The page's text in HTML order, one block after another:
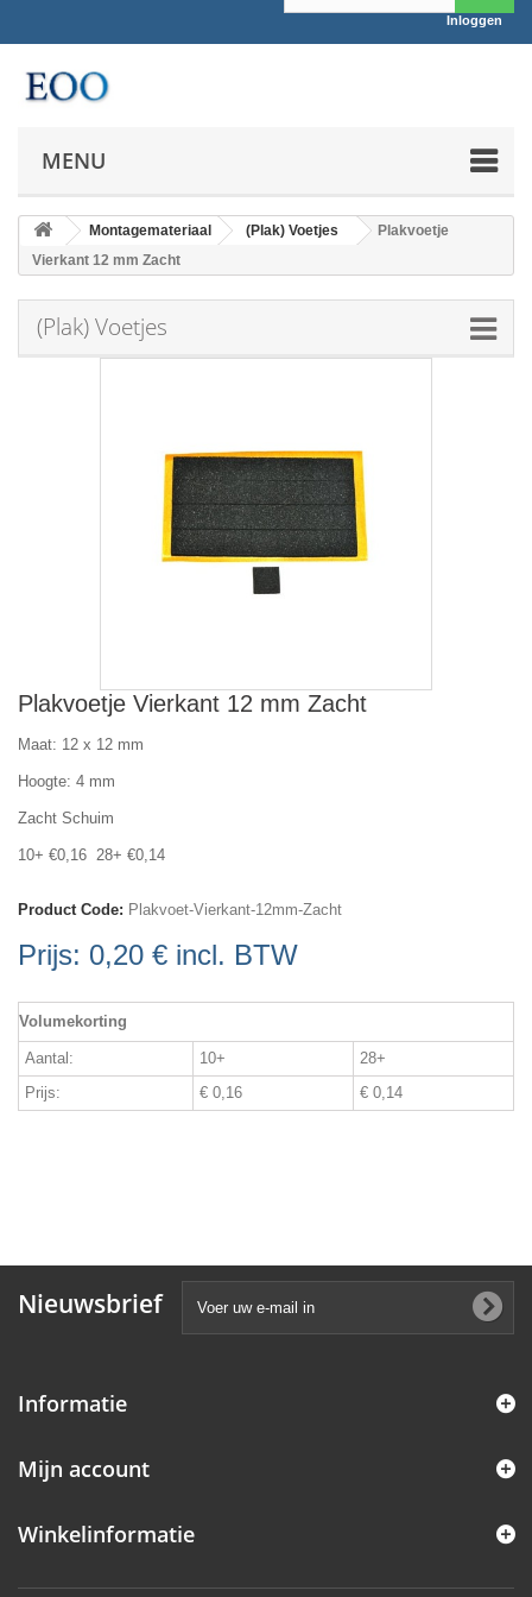
Inloggen
MENU
Montagemateriaal (Plak) Voetjes
Plakvoetje
Vierkant 12 mm Zacht
(Plak) Voetjes
Plakvoetje Vierkant 12 mm Zacht
Maat: 12 x 12 mm
Hoogte: 4 mm
Zacht Schuim
10+ €0,16 28+ €0,14
Product Code: Plakvoet-Vierkant-12mm-Zacht
Prijs: 0,20 € incl. BTW
Volumekorting
Aantal: 10+
28+
Prijs:
€ 0,16 € 0,14
Nieuwsbrief
Informatie
Mijn account
Winkelinformatie